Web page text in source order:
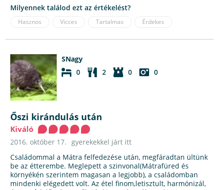
Milyennek találod ezt az értékelést?
Hasznos Vicces Tartalmas Érdekes
SNagy
0
2 0 0
Őszi kirándulás után
Kiváló
2016. október 17. gyerekekkel járt itt
Családommal a Mátra felfedezése után, megfáradtan ültünk
be az étterembe. Meglepett a szinvonal(Mátrafüred és
környékén szerintem magasan a legjobb), a családomban
mindenki elégedett volt. Az étel finom,letisztult, harmónizál,